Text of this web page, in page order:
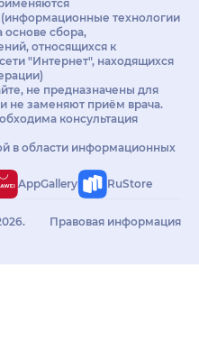
технологии
сбора,
относящихся к
"Интернет", находящихся
не предназначены для
не заменяют приём врача.
консультация
в области информационных
AppGallery RuStore
Правовая информация